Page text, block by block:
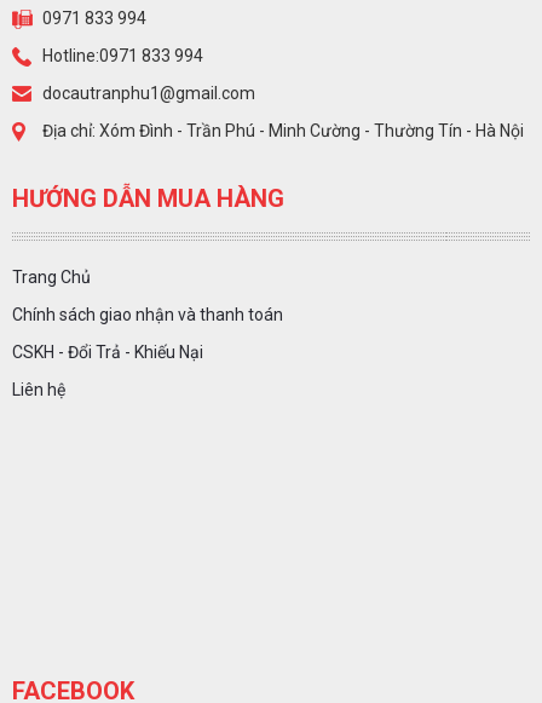
0971 833 994
Hotline:0971 833 994
docautranphu1@gmail.com
Địa chỉ: Xóm Đình - Trần Phú - Minh Cường - Thường Tín - Hà Nội
HƯỚNG DẪN MUA HÀNG
Trang Chủ
Chính sách giao nhận và thanh toán
CSKH - Đổi Trả - Khiếu Nại
Liên hệ
FACEBOOK